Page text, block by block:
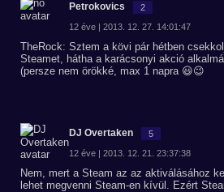
Petrokovics 2
12 éve | 2013. 12. 27. 14:01:47
TheRock: Sztem a kövi pár hétben
Steamet, hátha a karácsonyi akció
(persze nem örökké, max 1 napra 😃😉
DJ Overtaken 5
12 éve | 2013. 12. 21. 23:37:38
Nem, mert a Steam az az aktiválásához
lehet megvenni Steam-en kívül. Ezért